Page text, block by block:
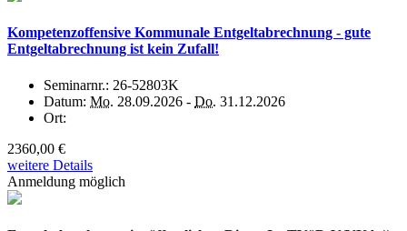
Kompetenzoffensive Kommunale Entgeltabrechnung - gute
Entgeltabrechnung ist kein Zufall!
Seminarnr.: 26-52803K
Datum: Mo. 28.09.2026 - Do. 31.12.2026
Ort:
2360,00 €
weitere Details
Anmeldung möglich